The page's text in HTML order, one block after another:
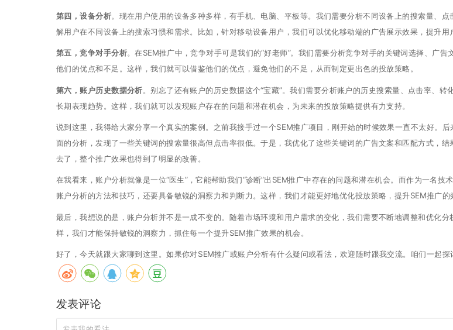
第四，设备分析。现在用户使用的设备多种多样，有手机、电脑、平板等。我们需要分析不同设备上的搜索量、点
解用户在不同设备上的搜索习惯和需求。比如，针对移动设备用户，我们可以优化移动端的广告展示效果，提升用
第五，竞争对手分析。在SEM推广中，竞争对手可是我们的“好老师”。我们需要分析竞争对手的关键词选择、广告
他们的优点和不足。这样，我们就可以借鉴他们的优点，避免他们的不足，从而制定更出色的投放策略。
第六，账户历史数据分析。别忘了还有账户的历史数据这个“宝藏”。我们需要分析账户的历史搜索量、点击率、转
长期表现趋势。这样，我们就可以发现账户存在的问题和潜在机会，为未来的投放策略提供有力支持。
说到这里，我得给大家分享一个真实的案例。之前我接手过一个SEM推广项目，刚开始的时候效果一直不太好。后
面的分析，发现了一些关键词的搜索量很高但点击率很低。于是，我优化了这些关键词的广告文案和匹配方式，结
去了，整个推广效果也得到了明显的改善。
在我看来，账户分析就像是一位“医生”，它能帮助我们“诊断”出SEM推广中存在的问题和潜在机会。而作为一名技
账户分析的方法和技巧，还要具备敏锐的洞察力和判断力。这样，我们才能更好地优化投放策略，提升SEM推广的
最后，我想说的是，账户分析并不是一成不变的。随着市场环境和用户需求的变化，我们需要不断地调整和优化分
样，我们才能保持敏锐的洞察力，抓住每一个提升SEM推广效果的机会。
好了，今天就跟大家聊到这里。如果你对SEM推广或账户分析有什么疑问或看法，欢迎随时跟我交流。咱们一起探
发表评论